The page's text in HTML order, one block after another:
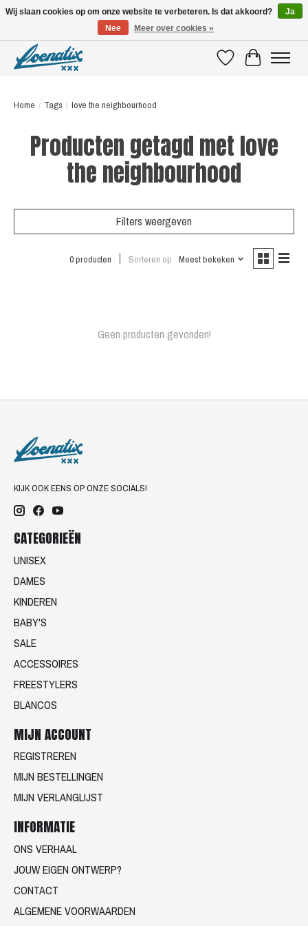
VerlanglijstWinkelwagen
Home / Tags / love the neighbourhood
Producten getagd met love
the neighbourhood
Filters weergeven
0 producten Sorteren op Meest bekeken
Geen producten gevonden!
KIJK OOK EENS OP ONZE SOCIALS!
CATEGORIEËN
UNISEX
DAMES
KINDEREN
BABY'S
SALE
ACCESSOIRES
FREESTYLERS
BLANCOS
MIJN ACCOUNT
REGISTREREN
MIJN BESTELLINGEN
MIJN VERLANGLIJST
INFORMATIE
ONS VERHAAL
JOUW EIGEN ONTWERP?
CONTACT
ALGEMENE VOORWAARDEN
Wij slaan cookies op om onze website te verbeteren. Is dat akkoord?
Ja
Nee
Meer over cookies »